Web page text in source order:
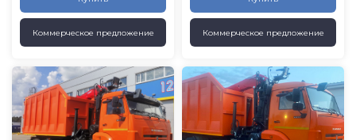
Коммерческое предложение Коммерческое предложение